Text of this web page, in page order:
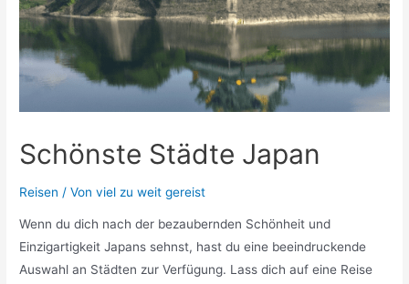
Schönste Städte Japan
Reisen / Vonviel zu weit gereist
Wenn du dich nach der bezaubernden Schönheit und
Einzigartigkeit Japans sehnst, hast du eine beeindruckende
Auswahl an Städten zur Verfügung. Lass dich auf eine Reise